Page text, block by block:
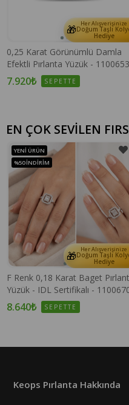
🎁 Her Alışverişinize
Doğum Taşlı
Hediye
0,25 Karat Görünümlü Damla
Efektli Pırlanta Yüzük - 1100653
7.920₺ SEPETTE
EN ÇOK SEVİLEN
🎁 Her Alışverişinize
Doğum Taşlı
Hediye
F Renk 0,18 Karat Baget
Yüzük - IDL Sertifikalı -
8.640₺ SEPETTE
YENI ÜRÜN
%50 İNDIRIM
Keops Pırlanta Hakkında